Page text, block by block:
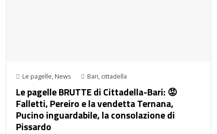
Le pagelle, News Bari, cittadella
Le pagelle BRUTTE di Cittadella-Bari: 😡
Falletti, Pereiro e la vendetta Ternana,
Pucino inguardabile, la consolazione di
Pissardo